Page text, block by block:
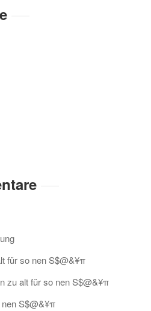
für so nen S$@&¥π
zu alt für so nen S$@&¥π
S$@&¥π